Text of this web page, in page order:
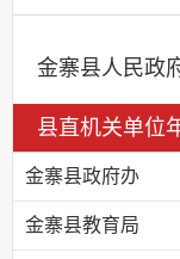
金寨县人民政
县直机关单位
金寨县政府办
金寨县教育局